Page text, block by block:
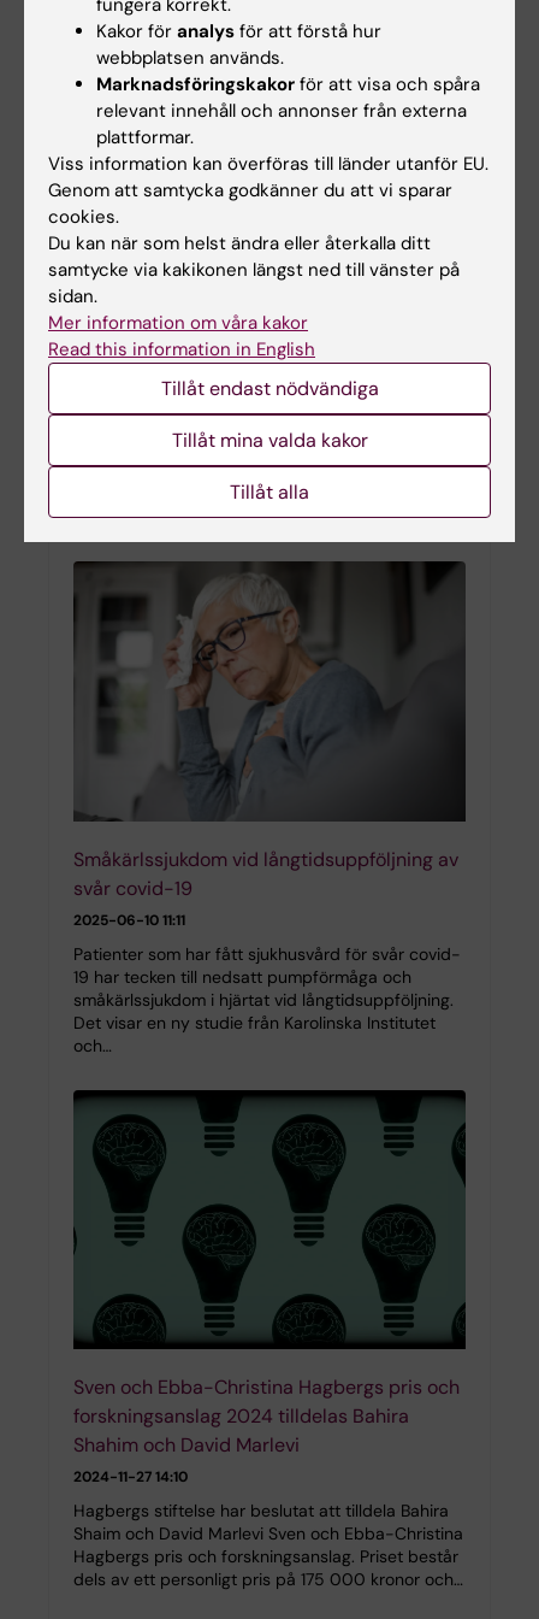
möjligt - på fem…
Åtta forskare vid MMK får forskningsmedel
från Vetenskapsrådet
2025-11-03 13:14
I Vetenskapsrådets (VR) senaste utlysning
fördelades forskningsanslag om 41,9 miljoner
kronor till åtta forskare vid institutionen för
molekylär medicin och kirurgi. Vi gratulerar:
Småkärlssjukdom vid långtidsuppföljning av
svår covid-19
2025-06-10 11:11
Patienter som har fått sjukhusvård för svår covid-
19 har tecken till nedsatt pumpförmåga och
småkärlssjukdom i hjärtat vid långtidsuppföljning.
Det visar en ny studie från Karolinska Institutet
och…
Sven och Ebba-Christina Hagbergs pris och
forskningsanslag 2024 tilldelas Bahira
Shahim och David Marlevi
2024-11-27 14:10
Hagbergs stiftelse har beslutat att tilldela Bahira
Shaim och David Marlevi Sven och Ebba-Christina
Hagbergs pris och forskningsanslag. Priset består
dels av ett personligt pris på 175 000 kronor och…
Kakor för analys för att förstå hur
webbplatsen används.
Marknadsföringskakor för att visa och spåra
relevant innehåll och annonser från externa
plattformar.
Viss information kan överföras till länder utanför EU.
Genom att samtycka godkänner du att vi sparar
cookies.
Du kan när som helst ändra eller återkalla ditt
samtycke via kakikonen längst ned till vänster på
sidan.
Mer information om våra kakor
Read this information in English
Tillåt endast nödvändiga
Tillåt mina valda kakor
Tillåt alla